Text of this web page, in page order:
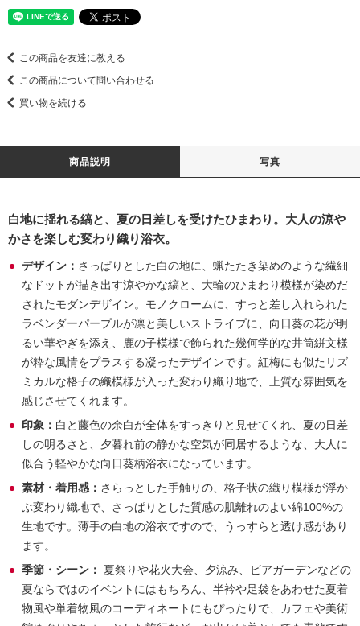
この商品を友達に教える
この商品について問い合わせる
買い物を続ける
商品説明 写真
白地に揺れる縞と、夏の日差しを受けたひまわり。大人の涼や
かさを楽しむ変わり織り浴衣。
デザイン： さっぱりとした白の地に、蝋たたき染めのような繊細
なドットが描き出す涼やかな縞と、大輪のひまわり模様が染めだ
されたモダンデザイン。モノクロームに、すっと差し入れられた
ラベンダーパープルが凛と美しいストライプに、向日葵の花が明
るい華やぎを添え、鹿の子模様で飾られた幾何学的な井筒絣文様
が粋な風情をプラスする凝ったデザインです。紅梅にも似たリズ
ミカルな格子の織模様が入った変わり織り地で、上質な雰囲気を
感じさせてくれます。
印象： 白と藤色の余白が全体をすっきりと見せてくれ、夏の日差
しの明るさと、夕暮れ前の静かな空気が同居するような、大人に
似合う軽やかな向日葵柄浴衣になっています。
素材・着用感： さらっとした手触りの、格子状の織り模様が浮か
ぶ変わり織地で、さっぱりとした質感の肌離れのよい綿100%の
生地です。薄手の白地の浴衣ですので、うっすらと透け感があり
ます。
季節・シーン：
夏祭りや花火大会、夕涼み、ビアガーデンなどの
夏ならではのイベントにはもちろん、半衿や足袋をあわせた夏着
物風や単着物風のコーディネートにもぴったりで、カフェや美術